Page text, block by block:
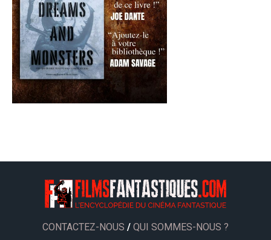
CONTACTEZ-NOUS / QUI SOMMES-NOUS ?